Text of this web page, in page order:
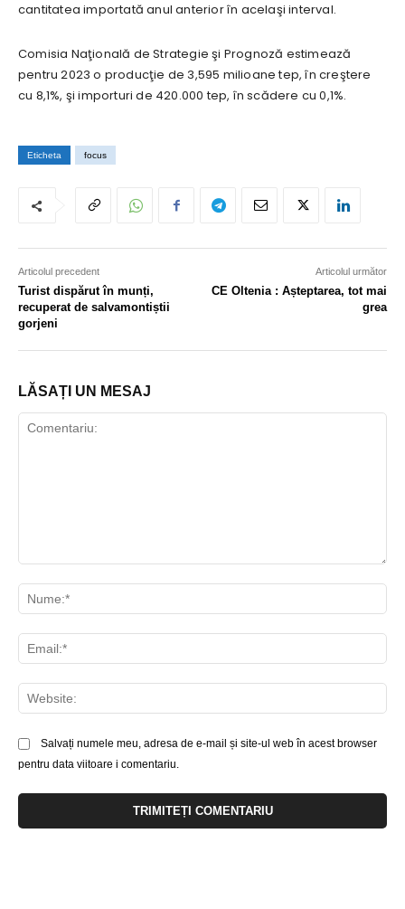
cantitatea importată anul anterior în acelaşi interval.
Comisia Naţională de Strategie şi Prognoză estimează
pentru 2023 o producţie de 3,595 milioane tep, în creştere
cu 8,1%, şi importuri de 420.000 tep, în scădere cu 0,1%.
Eticheta focus
Articolul precedent
Turist dispărut în munți,
recuperat de salvamontiștii
gorjeni
Articolul următor
CE Oltenia : Așteptarea, tot mai
grea
LĂSAȚI UN MESAJ
Salvați numele meu, adresa de e-mail și site-ul web în acest browser
pentru data viitoare i comentariu.